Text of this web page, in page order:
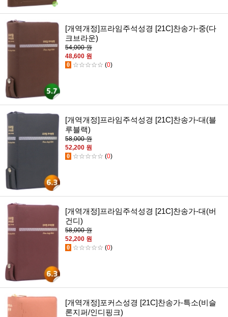
[개역개정]프라임주석성경 [21C]찬송가-중(다
크브라운)
54,000 원
48,600 원
0 ☆☆☆☆☆ (0)
[개역개정]프라임주석성경 [21C]찬송가-대(블
루블랙)
58,000 원
52,200 원
0 ☆☆☆☆☆ (0)
[개역개정]프라임주석성경 [21C]찬송가-대(버
건디)
58,000 원
52,200 원
0 ☆☆☆☆☆ (0)
[개역개정]포커스성경 [21C]찬송가-특소(비슬
론지퍼/인디핑크)